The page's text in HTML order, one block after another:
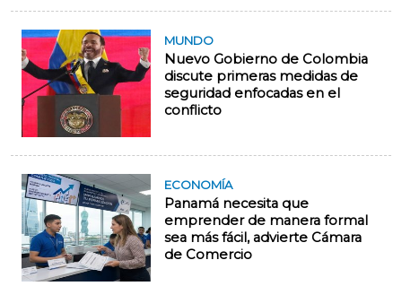
MUNDO
Nuevo Gobierno de Colombia
discute primeras medidas de
seguridad enfocadas en el
conflicto
ECONOMÍA
Panamá necesita que
emprender de manera formal
sea más fácil, advierte Cámara
de Comercio